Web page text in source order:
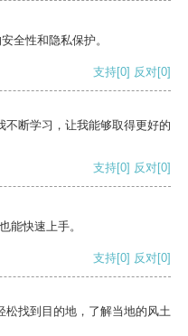
全性和隐私保护。
支持[0] 反对[0]
不断学习，让我能够取得更好的
支持[0] 反对[0]
能快速上手。
支持[0] 反对[0]
松找到目的地，了解当地的风土